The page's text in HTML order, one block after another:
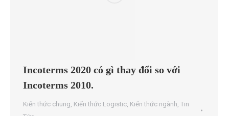
Incoterms 2020 có gì thay đổi so với
Incoterms 2010.
Kiến thức chung Kiến thức Logistic Kiến thức ngành Tin